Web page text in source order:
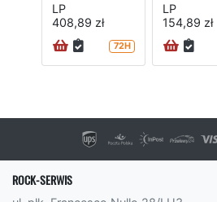
LP
408,89 zł
72H
LP
154,89 zł
ROCK-SERWIS